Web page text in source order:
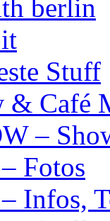
berlin
Stuff
& Café
–
Fotos
Infos,